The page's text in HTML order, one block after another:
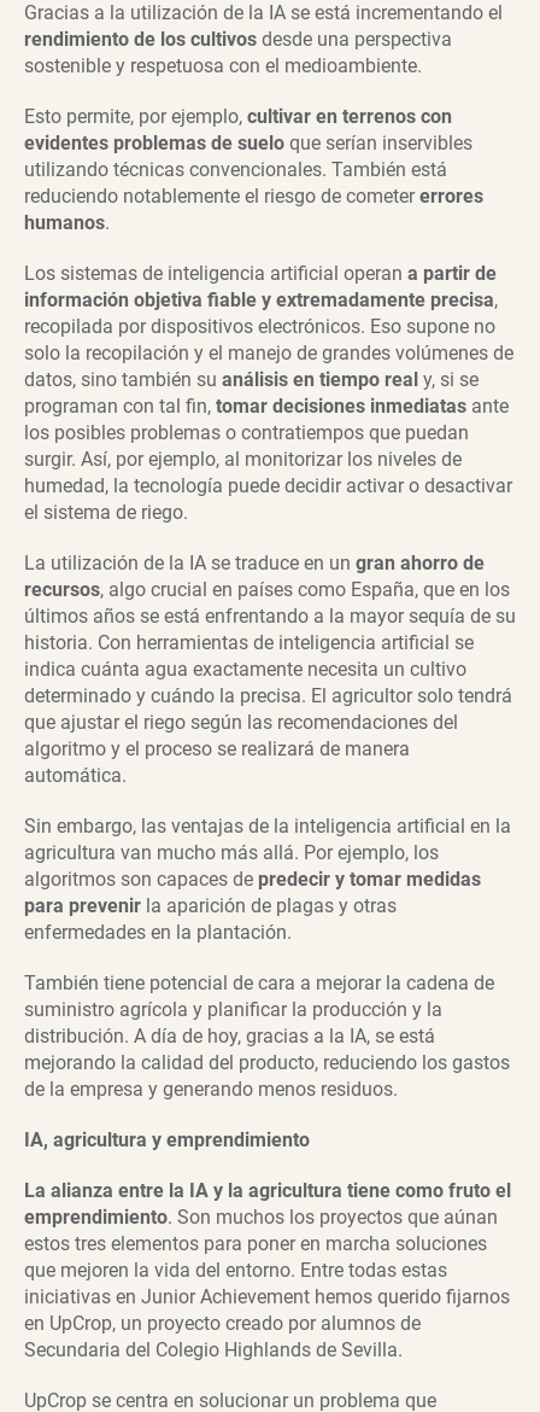
Gracias a la utilización de la IA se está incrementando el
rendimiento de los cultivos desde una perspectiva
sostenible y respetuosa con el medioambiente.
Esto permite, por ejemplo, cultivar en terrenos con
evidentes problemas de suelo que serían inservibles
utilizando técnicas convencionales. También está
reduciendo notablemente el riesgo de cometererrores
humanos.
Los sistemas de inteligencia artificial operan a partir de
información objetiva fiable y extremadamente precisa,
recopilada por dispositivos electrónicos. Eso supone no
solo la recopilación y el manejo de grandes volúmenes de
datos, sino también su análisis en tiempo real y, si se
programan con tal fin, tomar decisiones inmediatas ante
los posibles problemas o contratiempos que puedan
surgir. Así, por ejemplo, al monitorizar los niveles de
humedad, la tecnología puede decidir activar o desactivar
el sistema de riego.
La utilización de la IA se traduce en un gran ahorro de
recursos, algo crucial en países como España, que en los
últimos años se está enfrentando a la mayor sequía de su
historia. Con herramientas de inteligencia artificial se
indica cuánta agua exactamente necesita un cultivo
determinado y cuándo la precisa. El agricultor solo tendrá
que ajustar el riego según las recomendaciones del
algoritmo y el proceso se realizará de manera
automática.
Sin embargo, las ventajas de la inteligencia artificial en la
agricultura van mucho más allá. Por ejemplo, los
algoritmos son capaces de predecir y tomar medidas
para prevenir la aparición de plagas y otras
enfermedades en la plantación.
También tiene potencial de cara a mejorar la cadena de
suministro agrícola y planificar la producción y la
distribución. A día de hoy, gracias a la IA, se está
mejorando la calidad del producto, reduciendo los gastos
de la empresa y generando menos residuos.
IA, agricultura y emprendimiento
La alianza entre la IA y la agricultura tiene como fruto el
emprendimiento. Son muchos los proyectos que aúnan
estos tres elementos para poner en marcha soluciones
que mejoren la vida del entorno. Entre todas estas
iniciativas en Junior Achievement hemos querido fijarnos
en UpCrop, un proyecto creado por alumnos de
Secundaria del Colegio Highlands de Sevilla.
UpCrop se centra en solucionar un problema que